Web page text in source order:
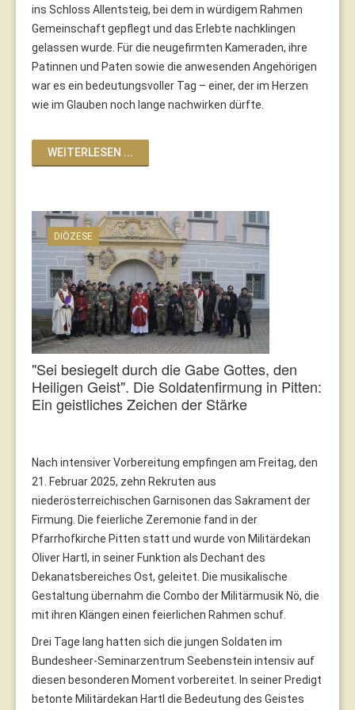
ins Schloss Allentsteig, bei dem in würdigem Rahmen
Gemeinschaft gepflegt und das Erlebte nachklingen
gelassen wurde. Für die neugefirmten Kameraden, ihre
Patinnen und Paten sowie die anwesenden Angehörigen
war es ein bedeutungsvoller Tag – einer, der im Herzen
wie im Glauben noch lange nachwirken dürfte.
WEITERLESEN ...
DIÖZESE
"Sei besiegelt durch die Gabe Gottes, den
Heiligen Geist". Die Soldatenfirmung in Pitten:
Ein geistliches Zeichen der Stärke
Nach intensiver Vorbereitung empfingen am Freitag, den
21. Februar 2025, zehn Rekruten aus
niederösterreichischen Garnisonen das Sakrament der
Firmung. Die feierliche Zeremonie fand in der
Pfarrhofkirche Pitten statt und wurde von Militärdekan
Oliver Hartl, in seiner Funktion als Dechant des
Dekanatsbereiches Ost, geleitet. Die musikalische
Gestaltung übernahm die Combo der Militärmusik Nö, die
mit ihren Klängen einen feierlichen Rahmen schuf.
Drei Tage lang hatten sich die jungen Soldaten im
Bundesheer-Seminarzentrum Seebenstein intensiv auf
diesen besonderen Moment vorbereitet. In seiner Predigt
betonte Militärdekan Hartl die Bedeutung des Geistes